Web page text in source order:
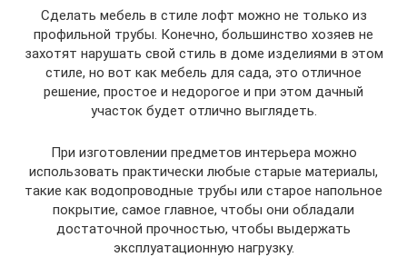
Сделать мебель в стиле лофт можно не только из
профильной трубы. Конечно, большинство хозяев не
захотят нарушать свой стиль в доме изделиями в этом
стиле, но вот как мебель для сада, это отличное
решение, простое и недорогое и при этом дачный
участок будет отлично выглядеть.
При изготовлении предметов интерьера можно
использовать практически любые старые материалы,
такие как водопроводные трубы или старое напольное
покрытие, самое главное, чтобы они обладали
достаточной прочностью, чтобы выдержать
эксплуатационную нагрузку.